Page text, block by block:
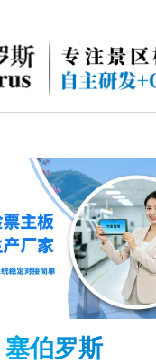
塞伯罗斯